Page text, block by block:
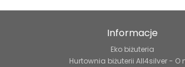
Informacje
Eko biżuteria
Hurtownia biżuterii All4silver - O